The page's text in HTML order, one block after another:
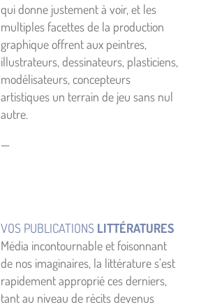
qui donne justement à voir, et les
multiples facettes de la production
graphique offrent aux peintres,
illustrateurs, dessinateurs, plasticiens,
modélisateurs, concepteurs
artistiques un terrain de jeu sans nul
autre.
—
VOS PUBLICATIONS LITTÉRATURES
Média incontournable et foisonnant
de nos imaginaires, la littérature s’est
rapidement approprié ces derniers,
tant au niveau de récits devenus